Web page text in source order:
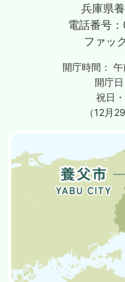
兵庫県
電話番号：
ファッ
開庁時間：
開庁日
祝日
（12月